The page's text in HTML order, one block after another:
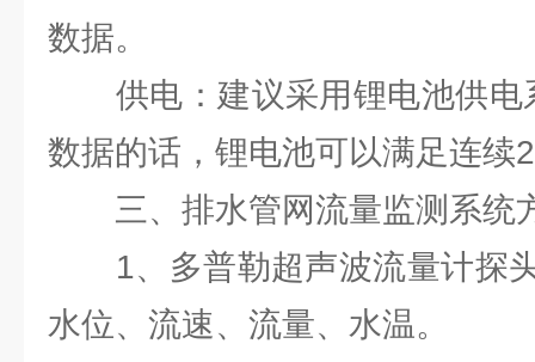
数据。
供电：建议采用锂电池供电
数据的话，锂电池可以满足连续
三、排水管网流量监测系统
1、多普勒超声波流量计探
水位、流速、流量、水温。